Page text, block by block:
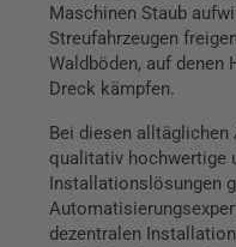
Maschinen Staub
Streufahrzeugen
Waldböden, auf denen
Dreck kämpfen.
Bei diesen alltäglichen
qualitativ hochwertige
Installationslösungen
dezentralen